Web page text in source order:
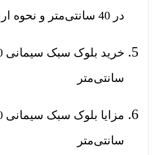
در 40 سانتی‌متر و نحوه ارسال
سانتی‌متر
سانتی‌متر